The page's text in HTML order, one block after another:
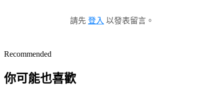
請先 登入 以發表留言。
Recommended
你可能也喜歡